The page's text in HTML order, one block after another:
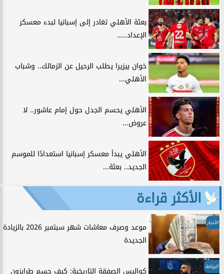
بعثة الأهلي تغادر إلى إسبانيا لبدء معسكر
الإعداد.....
خوان بيزيرا يطلب الرحيل عن الزمالك.. وشباب
الأهلي...
الأهلي يحسم الجدل حول إمام عاشور.. لا
عروض...
الأهلي يبدأ معسكر إسبانيا استعدادًا للموسم
الجديد.. بعثة...
الأكثر قراءة
الأخبار
موعد وصرف معاشات شهر سبتمبر 2026 بالزيادة
الجديدة
الرياضة
كواليس الصفقة التاريخية: كيف حسم طرابزون